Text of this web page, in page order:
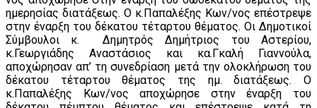
ημερησίας διατάξεως. Ο κ.Παπαλέξης Κων/νος επέστρεψε
στην έναρξη του δέκατου τέταρτου θέματος. Οι Δημοτικοί
Σύμβουλοι κ. Δημητρός Δημήτριος του Αστερίου,
κ.Γεωργιάδης Αναστάσιος και κα.Γκαλή Γιαννούλα,
αποχώρησαν απ’ τη συνεδρίαση μετά την ολοκλήρωση του
δέκατου τέταρτου θέματος της ημ. διατάξεως. Ο
κ.Παπαλέξης Κων/νος αποχώρησε στην έναρξη του